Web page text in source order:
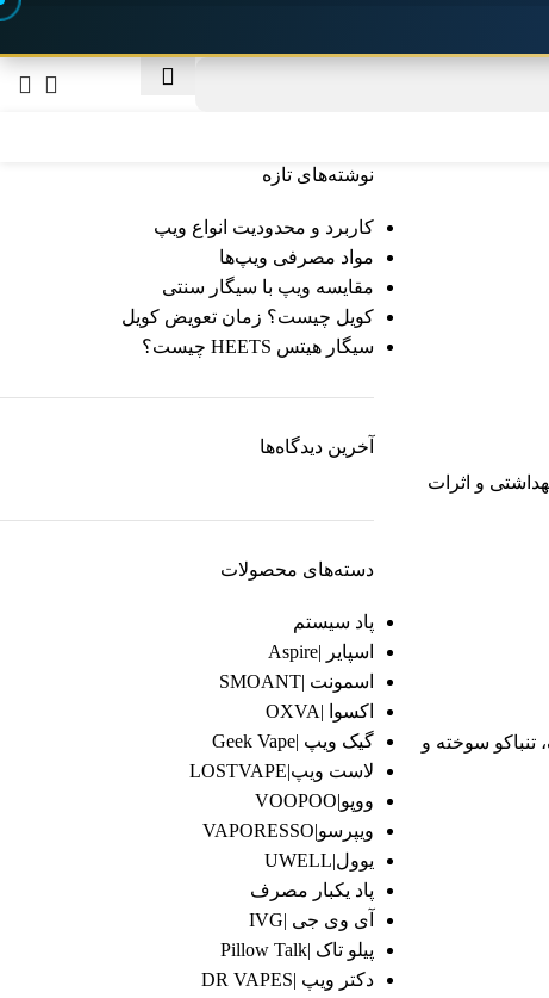
و اثرات
سوخته و
نوشته‌های تازه
کاربرد و محدودیت‌ انواع ویپ
مواد مصرفی ویپ‌ها
مقایسه ویپ با سیگار سنتی
کویل چیست؟ زمان تعویض کویل
سیگار هیتس HEETS چیست؟
آخرین دیدگاه‌ها
دسته‌های محصولات
پاد سیستم
اسپایر |Aspire
اسمونت |SMOANT
اکسوا |OXVA
گیک ویپ |Geek Vape
لاست ویپ|LOSTVAPE
ووپو|VOOPOO
ویپرسو|VAPORESSO
یوول|UWELL
پاد یکبار مصرف
آی وی جی |IVG
پیلو تاک |Pillow Talk
دکتر ویپ |DR VAPES